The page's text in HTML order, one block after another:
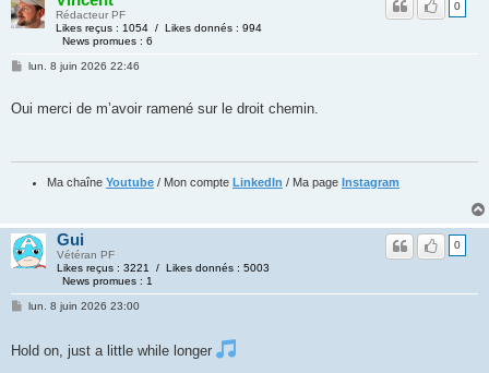
Rédacteur PF
Likes reçus : 1054 / Likes donnés : 994
News promues : 6
0
lun. 8 juin 2026 22:46
Oui merci de m’avoir ramené sur le droit chemin.
Ma chaîne Youtube / Mon compte LinkedIn / Ma page Instagram
Gui
Vétéran PF
Likes reçus : 3221 / Likes donnés : 5003
News promues : 1
0
lun. 8 juin 2026 23:00
Hold on, just a little while longer